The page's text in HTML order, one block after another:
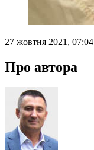
27 жовтня 2021, 07:04
Про автора